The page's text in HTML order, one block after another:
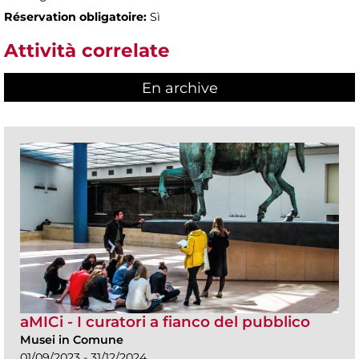
Réservation obligatoire: Sì
Attività correlate
En archive
aMICi - I curatori a fianco del pubblico
Musei in Comune